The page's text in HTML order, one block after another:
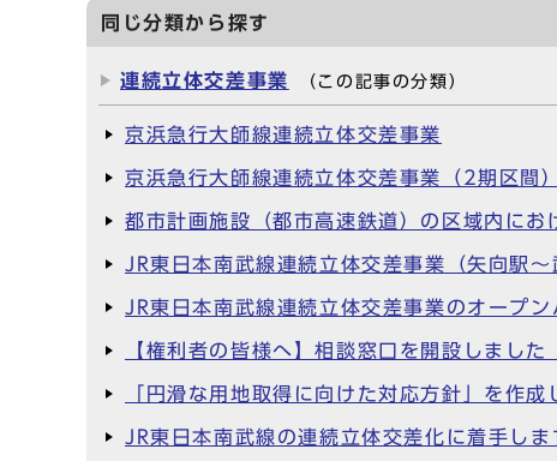
同じ分類から探す
連続立体交差事業 （この記事の分類）
京浜急行大師線連続立体交差事業
京浜急行大師線連続立体交差事業（2期区間）
都市計画施設（都市高速鉄道）の区域内にお
JR東日本南武線連続立体交差事業（矢向駅～
JR東日本南武線連続立体交差事業のオープ
【権利者の皆様へ】相談窓口を開設しまし
「円滑な用地取得に向けた対応方針」を作
JR東日本南武線の連続立体交差化に着手しま